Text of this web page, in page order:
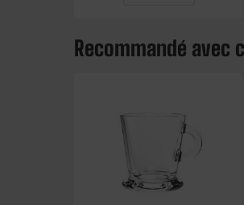
Recommandé avec